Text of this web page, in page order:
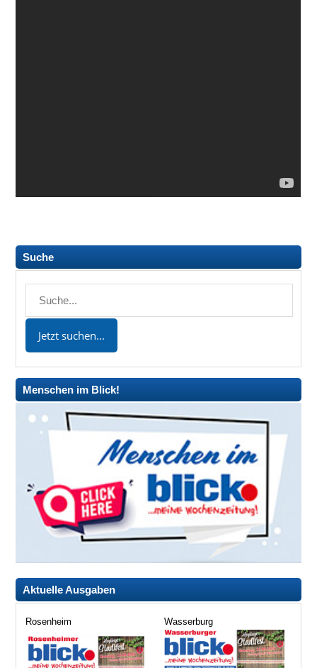
Suche
Menschen im Blick!
Aktuelle Ausgaben
Rosenheim Wasserburg